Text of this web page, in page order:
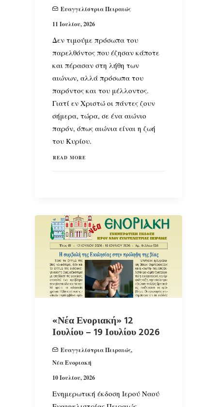
Ευαγγελίστρια Πειραιώς
11 Ιουλίου, 2026
Δεν τιμούμε πρόσωπα του
παρελθόντος που έζησαν κάποτε
και πέρασαν στη λήθη των
αιώνων, αλλά πρόσωπα του
παρόντος και του μέλλοντος.
Γιατί εν Χριστώ οι πάντες ζουν
σήμερα, τώρα, σε ένα αιώνιο
παρόν, όπως αιώνια είναι η ζωή
του Κυρίου.
READ MORE
«Νέα Ενοριακή» 12
Ιουλίου – 19 Ιουλίου 2026
Ευαγγελίστρια Πειραιώς,
Νέα Ενοριακή
10 Ιουλίου, 2026
Ενημερωτική έκδοση Ιερού Ναού